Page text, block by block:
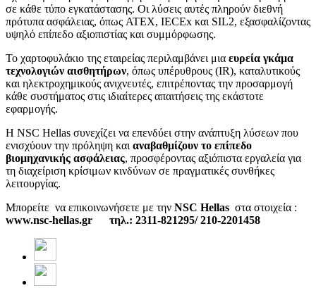
σε κάθε τύπο εγκατάστασης. Οι λύσεις αυτές πληρούν διεθνή
πρότυπα ασφάλειας, όπως ATEX, IECEx και SIL2, εξασφαλίζοντας
υψηλό επίπεδο αξιοπιστίας και συμμόρφωσης.
Το χαρτοφυλάκιο της εταιρείας περιλαμβάνει μια ευρεία γκάμα
τεχνολογιών αισθητήρων, όπως υπέρυθρους (IR), καταλυτικούς
και ηλεκτροχημικούς ανιχνευτές, επιτρέποντας την προσαρμογή
κάθε συστήματος στις ιδιαίτερες απαιτήσεις της εκάστοτε
εφαρμογής.
Η NSC Hellas συνεχίζει να επενδύει στην ανάπτυξη λύσεων που
ενισχύουν την πρόληψη και αναβαθμίζουν το επίπεδο
βιομηχανικής ασφάλειας, προσφέροντας αξιόπιστα εργαλεία για
τη διαχείριση κρίσιμων κινδύνων σε πραγματικές συνθήκες
λειτουργίας.
Μπορείτε να επικοινωνήσετε με την NSC Hellas στα στοιχεία :
www.nsc-hellas.gr τηλ.: 2311-821295/ 210-2201458